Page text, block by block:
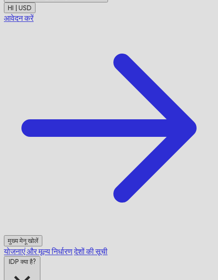
HI | USD
आवेदन करें
मुख्य मेनू खोलें
योजनाएं और मूल्य निर्धारणदेशों की सूची
IDP क्या है?